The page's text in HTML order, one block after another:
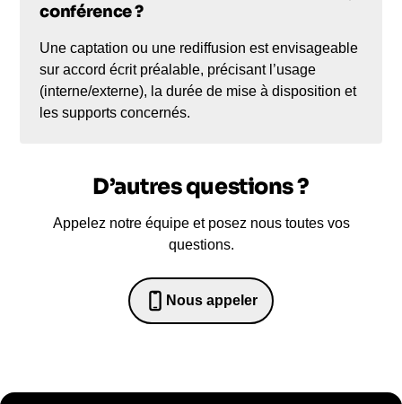
conférence ?
Une captation ou une rediffusion est envisageable
sur accord écrit préalable, précisant l’usage
(interne/externe), la durée de mise à disposition et
les supports concernés.
D’autres questions ?
Appelez notre équipe et posez nous toutes vos
questions.
Nous appeler
0652698481